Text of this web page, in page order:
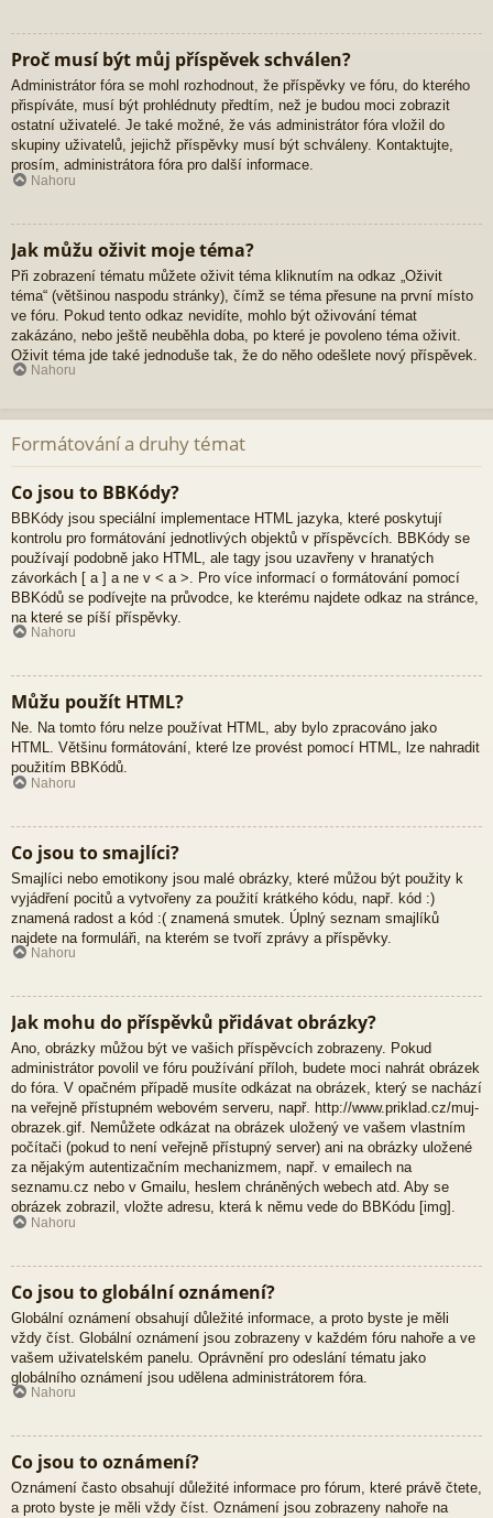
Proč musí být můj příspěvek schválen?
Administrátor fóra se mohl rozhodnout, že příspěvky ve fóru, do kterého
přispíváte, musí být prohlédnuty předtím, než je budou moci zobrazit
ostatní uživatelé. Je také možné, že vás administrátor fóra vložil do
skupiny uživatelů, jejichž příspěvky musí být schváleny. Kontaktujte,
prosím, administrátora fóra pro další informace.
Nahoru
Jak můžu oživit moje téma?
Při zobrazení tématu můžete oživit téma kliknutím na odkaz „Oživit
téma“ (většinou naspodu stránky), čímž se téma přesune na první místo
ve fóru. Pokud tento odkaz nevidíte, mohlo být oživování témat
zakázáno, nebo ještě neuběhla doba, po které je povoleno téma oživit.
Oživit téma jde také jednoduše tak, že do něho odešlete nový příspěvek.
Nahoru
Formátování a druhy témat
Co jsou to BBKódy?
BBKódy jsou speciální implementace HTML jazyka, které poskytují
kontrolu pro formátování jednotlivých objektů v příspěvcích. BBKódy se
používají podobně jako HTML, ale tagy jsou uzavřeny v hranatých
závorkách [ a ] a ne v < a >. Pro více informací o formátování pomocí
BBKódů se podívejte na průvodce, ke kterému najdete odkaz na stránce,
na které se píší příspěvky.
Nahoru
Můžu použít HTML?
Ne. Na tomto fóru nelze používat HTML, aby bylo zpracováno jako
HTML. Většinu formátování, které lze provést pomocí HTML, lze nahradit
použitím BBKódů.
Nahoru
Co jsou to smajlíci?
Smajlíci nebo emotikony jsou malé obrázky, které můžou být použity k
vyjádření pocitů a vytvořeny za použití krátkého kódu, např. kód :)
znamená radost a kód :( znamená smutek. Úplný seznam smajlíků
najdete na formuláři, na kterém se tvoří zprávy a příspěvky.
Nahoru
Jak mohu do příspěvků přidávat obrázky?
Ano, obrázky můžou být ve vašich příspěvcích zobrazeny. Pokud
administrátor povolil ve fóru používání příloh, budete moci nahrát obrázek
do fóra. V opačném případě musíte odkázat na obrázek, který se nachází
na veřejně přístupném webovém serveru, např. http://www.priklad.cz/muj-
obrazek.gif. Nemůžete odkázat na obrázek uložený ve vašem vlastním
počítači (pokud to není veřejně přístupný server) ani na obrázky uložené
za nějakým autentizačním mechanizmem, např. v emailech na
seznamu.cz nebo v Gmailu, heslem chráněných webech atd. Aby se
obrázek zobrazil, vložte adresu, která k němu vede do BBKódu [img].
Nahoru
Co jsou to globální oznámení?
Globální oznámení obsahují důležité informace, a proto byste je měli
vždy číst. Globální oznámení jsou zobrazeny v každém fóru nahoře a ve
vašem uživatelském panelu. Oprávnění pro odeslání tématu jako
globálního oznámení jsou udělena administrátorem fóra.
Nahoru
Co jsou to oznámení?
Oznámení často obsahují důležité informace pro fórum, které právě čtete,
a proto byste je měli vždy číst. Oznámení jsou zobrazeny nahoře na